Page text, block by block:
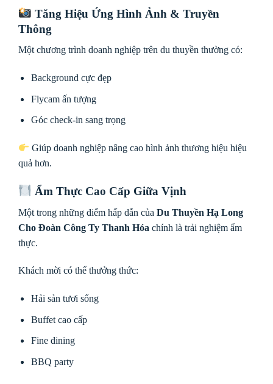
Tăng Hiệu Ứng Hình Ảnh & Truyền
Thông
Một chương trình doanh nghiệp trên du thuyền thường có:
Background cực đẹp
Flycam ấn tượng
Góc check-in sang trọng
Giúp doanh nghiệp nâng cao hình ảnh thương hiệu hiệu
quả hơn.
Ẩm Thực Cao Cấp Giữa Vịnh
Một trong những điểm hấp dẫn của Du Thuyền Hạ Long
Cho Đoàn Công Ty Thanh Hóa chính là trải nghiệm ẩm
thực.
Khách mời có thể thưởng thức:
Hải sản tươi sống
Buffet cao cấp
Fine dining
BBQ party